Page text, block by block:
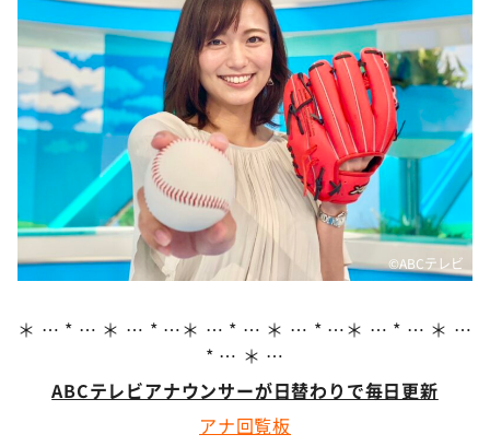
探偵！ナイトスクープ
news おかえり
河合＆A.B.C-Z塚田×福井アナ「なんでやねん！？」
（news おかえり）
DAIGOも台所 ～きょうの献立 何にする？～
本日はダイアンなり！シーズン２
朝だ！生です旅サラダ
教えて！ニュースライブ 正義のミカタ
ＬＩＦＥ～夢のカタチ～
新婚さんいらっしゃい！
ザキ山小屋本館
©ABCテレビ
＊ … * … ＊ … * …＊ … * … ＊ … * …＊ … * … ＊ …
* … ＊ …
ABCテレビアナウンサーが日替わりで毎日更新
アナ回覧板